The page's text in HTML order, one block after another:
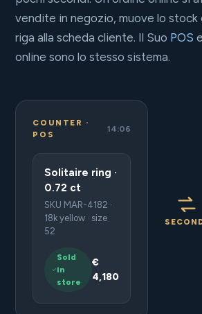
vendite in negozio, muove lo stock
riga alla scheda cliente. Il Suo POS
online sono lo stesso sistema.
COUNTER ·
POS
14:06
Solitaire ring ·
0.72 ct
SKU MAR-4182 ·
18k yellow · size
52
Sold
in
store
€
4,180